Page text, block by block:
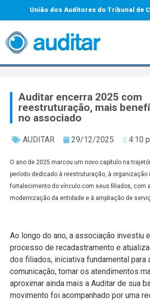
União dos Auditores do Tribunal de
Auditar encerra 2025 com
reestruturação, mais
no associado
AUDITAR 29/12/2025 4:10
O ano de 2025 marcou um novo capítulo na
período dedicado à reestruturação, à organização
fortalecimento do vínculo com seus filiados, com
modernização da entidade e à ampliação de
Ao longo do ano, a associação investiu
processo de recadastramento e
dos filiados, iniciativa fundamental para
comunicação, tornar os atendimentos
aproximar ainda mais a Auditar de sua
movimento foi acompanhado por uma